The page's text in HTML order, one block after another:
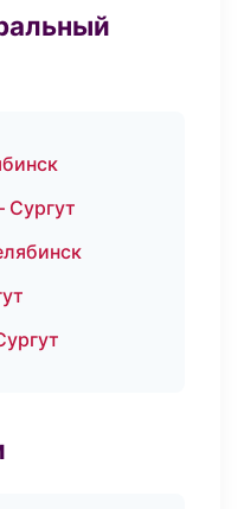
Сургут